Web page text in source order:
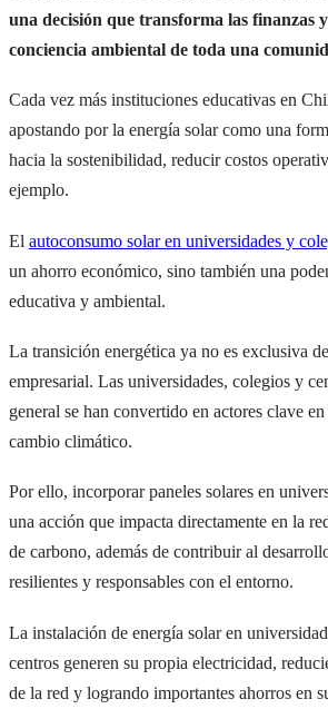
una decisión que transforma las finanzas
conciencia ambiental de toda una
Cada vez más instituciones educativas en
apostando por la energía solar como una
hacia la sostenibilidad, reducir costos
ejemplo.
El autoconsumo solar en universidades y
un ahorro económico, sino también una
educativa y ambiental.
La transición energética ya no es exclusiva
empresarial. Las universidades, colegios y
general se han convertido en actores clave
cambio climático.
Por ello, incorporar paneles solares en
una acción que impacta directamente en la
de carbono, además de contribuir al
resilientes y responsables con el entorno.
La instalación de energía solar en
centros generen su propia electricidad,
de la red y logrando importantes ahorros en